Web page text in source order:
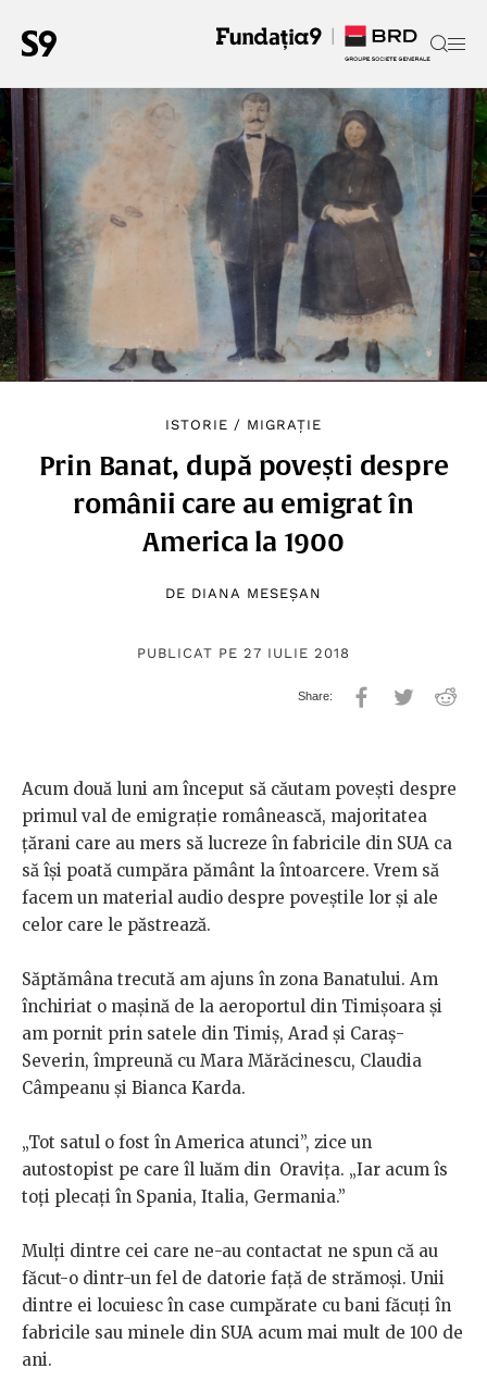
ISTORIE / MIGRAȚIE
Prin Banat, după povești despre
românii care au emigrat în
America la 1900
DE DIANA MESEȘAN
PUBLICAT PE 27 IULIE 2018
Acum două luni am început să căutam povești despre
primul val de emigrație românească, majoritatea
țărani care au mers să lucreze în fabricile din SUA ca
să își poată cumpăra pământ la întoarcere. Vrem să
facem un material audio despre poveștile lor și ale
celor care le păstrează.
Săptămâna trecută am ajuns în zona Banatului. Am
închiriat o mașină de la aeroportul din Timișoara și
am pornit prin satele din Timiș, Arad și Caraș-
Severin, împreună cu Mara Mărăcinescu, Claudia
Câmpeanu și Bianca Karda.
„Tot satul o fost în America atunci”, zice un
autostopist pe care îl luăm din Oravița. „Iar acum îs
toți plecați în Spania, Italia, Germania.”
Mulți dintre cei care ne-au contactat ne spun că au
făcut-o dintr-un fel de datorie față de strămoși. Unii
dintre ei locuiesc în case cumpărate cu bani făcuți în
fabricile sau minele din SUA acum mai mult de 100 de
ani.